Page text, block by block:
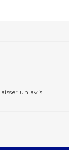
un avis.